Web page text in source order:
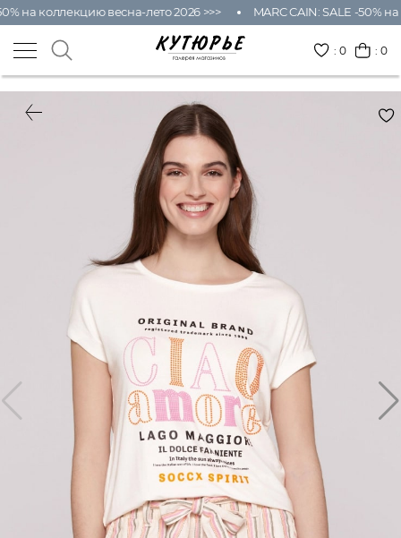
на коллекцию весна-лето 2026 >>> MARC CAIN: SALE -50%
:0 : 0